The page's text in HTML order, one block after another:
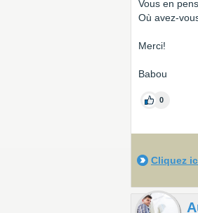
Vous en
Où avez-
Merci!
Babou
0
Cliquez